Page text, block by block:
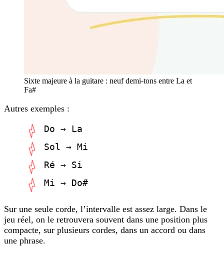
Sixte majeure à la guitare : neuf demi-tons entre La et
Fa#
Autres exemples :
Do → La
Sol → Mi
Ré → Si
Mi → Do#
Sur une seule corde, l’intervalle est assez large. Dans le
jeu réel, on le retrouvera souvent dans une position plus
compacte, sur plusieurs cordes, dans un accord ou dans
une phrase.